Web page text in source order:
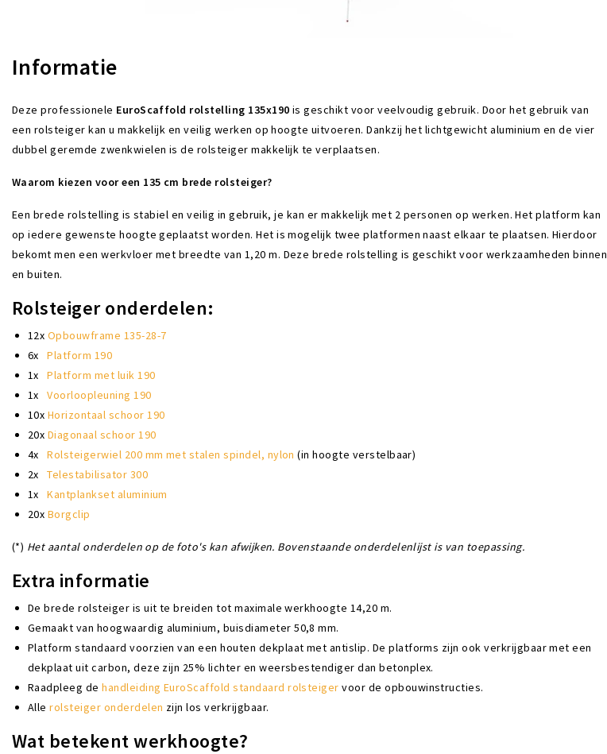
Informatie
Deze professionele EuroScaffold rolstelling 135x190 is geschikt voor veelvoudig gebruik. Door het gebruik van
een rolsteiger kan u makkelijk en veilig werken op hoogte uitvoeren. Dankzij het lichtgewicht aluminium en de vier
dubbel geremde zwenkwielen is de rolsteiger makkelijk te verplaatsen.
Waarom kiezen voor een 135 cm brede rolsteiger?
Een brede rolstelling is stabiel en veilig in gebruik, je kan er makkelijk met 2 personen op werken. Het platform kan
op iedere gewenste hoogte geplaatst worden. Het is mogelijk twee platformen naast elkaar te plaatsen. Hierdoor
bekomt men een werkvloer met breedte van 1,20 m. Deze brede rolstelling is geschikt voor werkzaamheden binnen
en buiten.
Rolsteiger onderdelen:
12x Opbouwframe 135-28-7
6xPlatform 190
1xPlatform met luik 190
1xVoorloopleuning 190
10x Horizontaal schoor 190
20x Diagonaal schoor 190
4xRolsteigerwiel 200 mm met stalen spindel, nylon (in hoogte verstelbaar)
2xTelestabilisator 300
1xKantplankset aluminium
20x Borgclip
(*) Het aantal onderdelen op de foto's kan afwijken. Bovenstaande onderdelenlijst is van toepassing.
Extra informatie
De brede rolsteiger is uit te breiden tot maximale werkhoogte 14,20 m.
Gemaakt van hoogwaardig aluminium, buisdiameter 50,8 mm.
Platform standaard voorzien van een houten dekplaat met antislip. De platforms zijn ook verkrijgbaar met een
dekplaat uit carbon, deze zijn 25% lichter en weersbestendiger dan betonplex.
Raadpleeg dehandleiding EuroScaffold standaard rolsteiger voor de opbouwinstructies.
Allerolsteiger onderdelen zijn los verkrijgbaar.
Wat betekent werkhoogte?